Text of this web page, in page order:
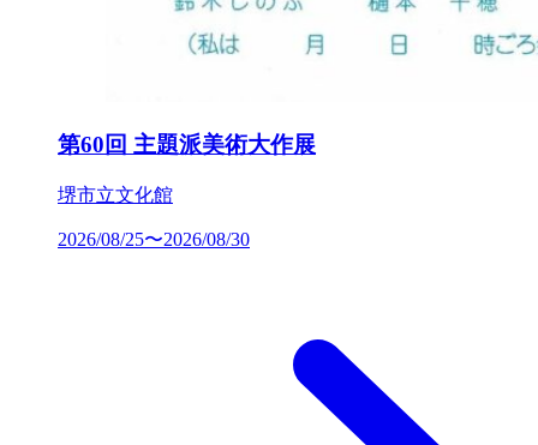
第60回 主題派美術大作展
堺市立文化館
2026/08/25〜2026/08/30